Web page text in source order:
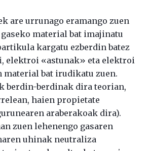
are urrunago eramango zuen
material bat imajinatu
kargatu ezberdin batez
elektroi «astunak» eta elektroi
bat irudikatu zuen.
berdin-berdinak dira teorian,
haien propietate
araberakoak dira).
zuen lehenengo gasaren
uhinak neutraliza